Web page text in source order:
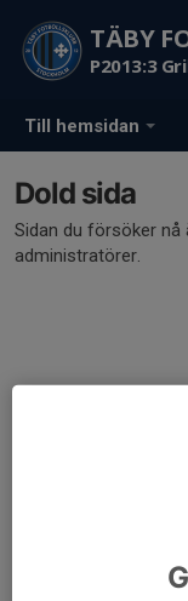
Till hemsidan
TÄBY
P2013:3
Dold sida
Sidan du försöker nå
administratörer.